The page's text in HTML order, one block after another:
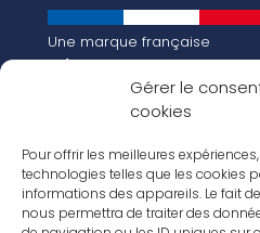
Gérer le
cookies
Pour offrir les meilleures
technologies telles que les cookies
informations des appareils. Le fait
nous permettra de traiter des
Une marque française
Qui sommes-nous
Notre histoire
Les chiffres clés
FR
EN
Nos revêtements
Nos Stratifiés